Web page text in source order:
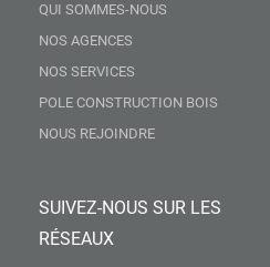
QUI SOMMES-NOUS
NOS AGENCES
NOS SERVICES
POLE CONSTRUCTION BOIS
NOUS REJOINDRE
SUIVEZ-NOUS SUR LES
RÉSEAUX